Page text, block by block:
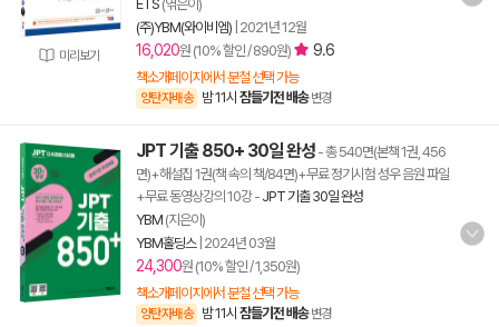
미리보기
ETS (엮은이)
(주)YBM(와이비엠) 2021년 12월
16,020원 (10% 할인 / 890원) 9.6
책소개페이지에서 분철 선택 가능
양탄자배송 밤 11시 잠들기전 배송 변경
JPT 기출 850+ 30일 완성 - 총 540면(본책 1권, 456
면)+해설집 1권(책 속의 책/84면)+무료 정기시험 성우 음원 파일
+무료 동영상강의 10강- JPT 기출 30일 완성
YBM (지은이)
YBM홀딩스| 2024년 03월
24,300원 (10% 할인 / 1,350원)
책소개페이지에서 분철 선택 가능
양탄자배송 밤 11시 잠들기전 배송 변경